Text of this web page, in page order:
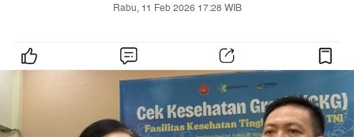
Rabu, 11 Feb 2026 17:28 WIB